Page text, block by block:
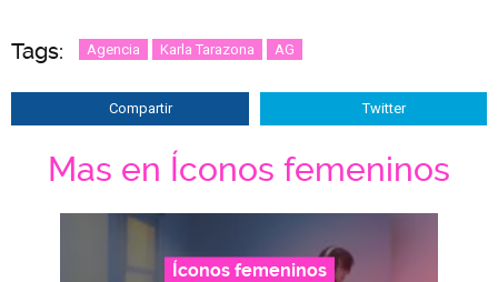
Tags: Agencia Karla Tarazona AG
Compartir Twitter
Mas en Íconos femeninos
Íconos femeninos